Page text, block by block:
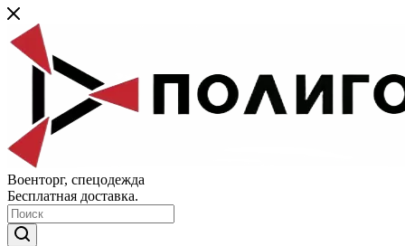
Военторг, спецодежда
Бесплатная доставка.